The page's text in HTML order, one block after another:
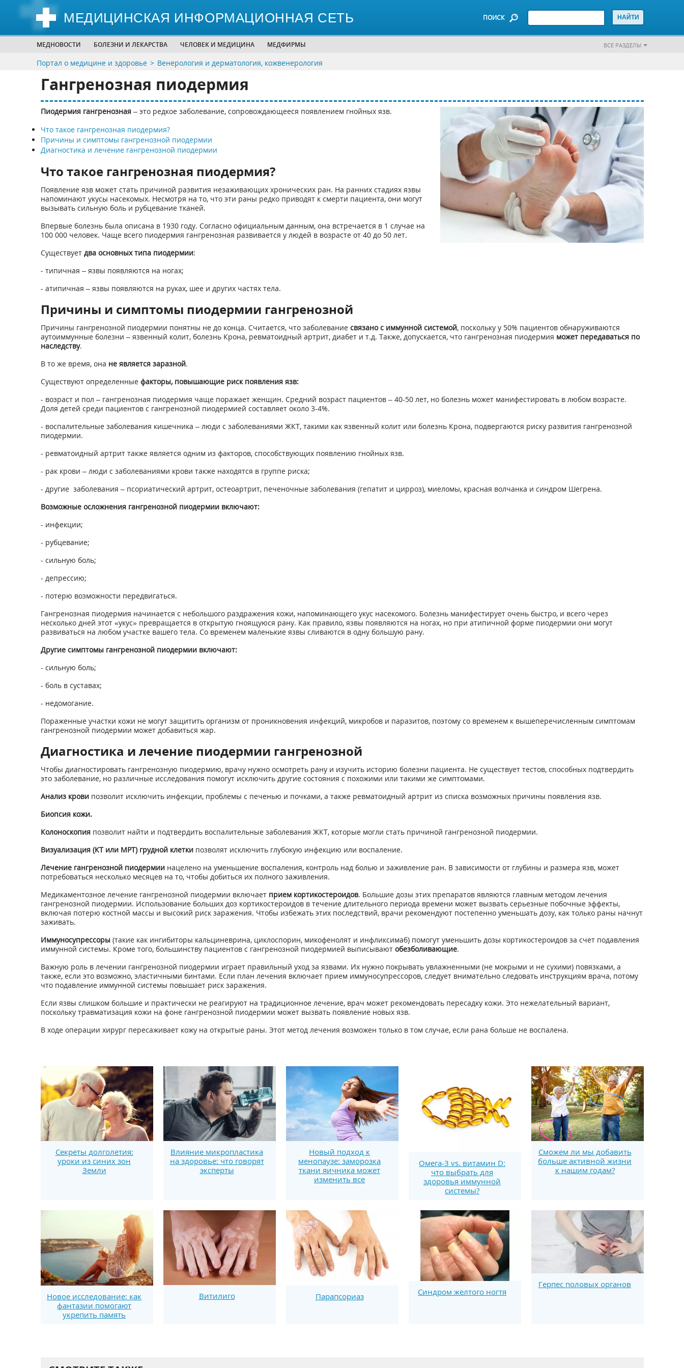
МЕДИЦИНСКАЯ ИНФОРМАЦИОННАЯ СЕТЬ ПОИСК
МЕДНОВОСТИ БОЛЕЗНИ И ЛЕКАРСТВА ЧЕЛОВЕК И МЕДИЦИНА МЕДФИРМЫ ВСЕ РАЗДЕЛЫ
Портал о медицине и здоровье Венерология и дерматология, кожвенерология
Гангренозная пиодермия
Пиодермия гангренозная– это редкое заболевание, сопровождающееся появлением гнойных язв.
Что такое гангренозная пиодермия?
Причины и симптомы гангренозной пиодермии
Диагностика и лечение гангренозной пиодермии
Что такое гангренозная пиодермия?
Появление язв может стать причиной развития незаживающих хронических ран. На ранних стадиях язвы
напоминают укусы насекомых. Несмотря на то, что эти раны редко приводят к смерти пациента, они могут
вызывать сильную боль и рубцевание тканей.
Впервые болезнь была описана в 1930 году. Согласно официальным данным, она встречается в 1 случае на
100 000 человек. Чаще всего пиодермия гангренозная развивается у людей в возрасте от 40 до 50 лет.
Существует два основных типа пиодермии:
- типичная – язвы появляются на ногах;
- атипичная – язвы появляются на руках, шее и других частях тела.
Причины и симптомы пиодермии гангренозной
Причины гангренозной пиодермии понятны не до конца. Считается, что заболевание связано с иммунной системой, поскольку у 50% пациентов обнаруживаются
аутоиммунные болезни – язвенный колит, болезнь Крона, ревматоидный артрит, диабет и т.д. Также, допускается, что гангренозная пиодермия может передаваться по
наследству.
В то же время, она не является заразной.
Существуют определенные факторы, повышающие риск появления язв:
- возраст и пол – гангренозная пиодермия чаще поражает женщин. Средний возраст пациентов – 40-50 лет, но болезнь может манифестировать в любом возрасте.
Доля детей среди пациентов с гангренозной пиодермией составляет около 3-4%.
- воспалительные заболевания кишечника – люди с заболеваниями ЖКТ, такими как язвенный колит или болезнь Крона, подвергаются риску развития гангренозной
пиодермии.
- ревматоидный артрит также является одним из факторов, способствующих появлению гнойных язв.
- рак крови – люди с заболеваниями крови также находятся в группе риска;
- другие заболевания – псориатический артрит, остеоартрит, печеночные заболевания (гепатит и цирроз), миеломы, красная волчанка и синдром Шегрена.
Возможные осложнения гангренозной пиодермии включают:
- инфекции;
- рубцевание;
- сильную боль;
- депрессию;
- потерю возможности передвигаться.
Гангренозная пиодермия начинается с небольшого раздражения кожи, напоминающего укус насекомого. Болезнь манифестирует очень быстро, и всего через
несколько дней этот «укус» превращается в открытую гноящуюся рану. Как правило, язвы появляются на ногах, но при атипичной форме пиодермии они могут
развиваться на любом участке вашего тела. Со временем маленькие язвы сливаются в одну большую рану.
Другие симптомы гангренозной пиодермии включают:
- сильную боль;
- боль в суставах;
- недомогание.
Пораженные участки кожи не могут защитить организм от проникновения инфекций, микробов и паразитов, поэтому со временем к вышеперечисленным симптомам
гангренозной пиодермии может добавиться жар.
Диагностика и лечение пиодермии гангренозной
Чтобы диагностировать гангренозную пиодермию, врачу нужно осмотреть рану и изучить историю болезни пациента. Не существует тестов, способных подтвердить
это заболевание, но различные исследования помогут исключить другие состояния с похожими или такими же симптомами.
Анализ кровипозволит исключить инфекции, проблемы с печенью и почками, а также ревматоидный артрит из списка возможных причины появления язв.
Биопсия кожи.
Колоноскопияпозволит найти и подтвердить воспалительные заболевания ЖКТ, которые могли стать причиной гангренозной пиодермии.
Визуализация (КТ или МРТ) грудной клеткипозволят исключить глубокую инфекцию или воспаление.
Лечение гангренозной пиодермии нацелено на уменьшение воспаления, контроль над болью и заживление ран. В зависимости от глубины и размера язв, может
потребоваться несколько месяцев на то, чтобы добиться их полного заживления.
Медикаментозное лечение гангренозной пиодермии включает прием кортикостероидов. Большие дозы этих препаратов являются главным методом лечения
гангренозной пиодермии. Использование больших доз кортикостероидов в течение длительного периода времени может вызвать серьезные побочные эффекты,
включая потерю костной массы и высокий риск заражения. Чтобы избежать этих последствий, врачи рекомендуют постепенно уменьшать дозу, как только раны начнут
заживать.
Иммуносупрессоры(такие как ингибиторы кальциневрина, циклоспорин, микофенолят и инфликсимаб) помогут уменьшить дозы кортикостероидов за счет подавления
иммунной системы. Кроме того, большинству пациентов с гангренозной пиодермией выписывают обезболивающие.
Важную роль в лечении гангренозной пиодермии играет правильный уход за язвами. Их нужно покрывать увлажненными (не мокрыми и не сухими) повязками, а
также, если это возможно, эластичными бинтами. Если план лечения включает прием иммуносупрессоров, следует внимательно следовать инструкциям врача, потому
что подавление иммунной системы повышает риск заражения.
Если язвы слишком большие и практически не реагируют на традиционное лечение, врач может рекомендовать пересадку кожи. Это нежелательный вариант,
поскольку травматизация кожи на фоне гангренозной пиодермии может вызвать появление новых язв.
В ходе операции хирург пересаживает кожу на открытые раны. Этот метод лечения возможен только в том случае, если рана больше не воспалена.
Секреты долголетия:
уроки из синих зон
Земли
Влияние микропластика
на здоровье: что говорят
эксперты
Новый подход к
менопаузе: заморозка
ткани яичника может
изменить все
Омега-3 vs. витамин D:
что выбрать для
здоровья иммунной
системы?
Сможем ли мы добавить
больше активной жизни
к нашим годам?
Новое исследование: как
фантазии помогают
укрепить память
Витилиго Парапсориаз Синдром желтого ногтя
Герпес половых органов